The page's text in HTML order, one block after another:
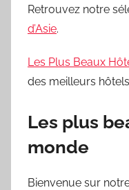
Retrouvez notre
d’Asie.
Les Plus Beaux
des meilleurs
Les plus
monde
Bienvenue sur